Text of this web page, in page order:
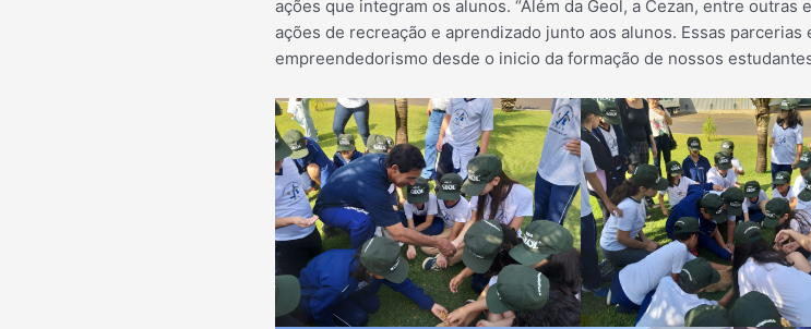
ações que integram os alunos. “Além da Geol, a Cezan, entre
ações de recreação e aprendizado junto aos alunos. Essas
empreendedorismo desde o inicio da formação de nossos